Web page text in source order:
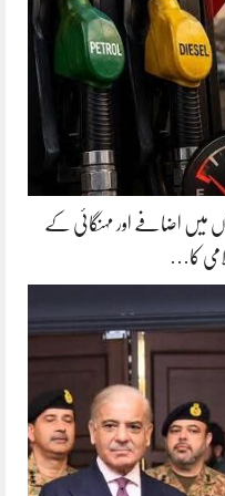
میں اضافے اور مہنگائی کے
کا…